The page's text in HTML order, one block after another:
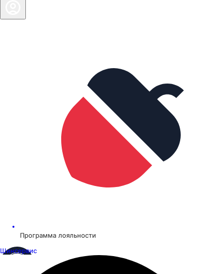
Программа лояльности
Шинсервис